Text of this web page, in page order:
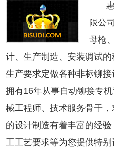
惠
限公
母枪
计、生产制造、安装调试
生产要求定做各种非标铆接
拥有16年从事自动铆接专
械工程师、技术服务骨干
的设计制造有着丰富的经
工工艺要求等为您提供特